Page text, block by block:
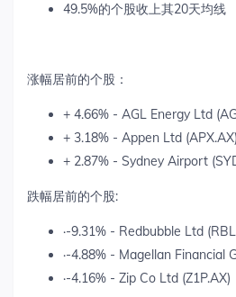
49.5%的个股收上其20天均线
涨幅居前的个股：
+ 4.66% - AGL Energy Ltd
+ 3.18% - Appen Ltd (APX.AX)
+ 2.87% - Sydney Airport
跌幅居前的个股:
·-9.31% - Redbubble Ltd
·-4.88% - Magellan Financial
·-4.16% - Zip Co Ltd (Z1P.AX)